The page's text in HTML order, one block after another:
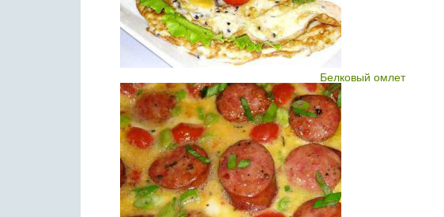
Белковый омлет